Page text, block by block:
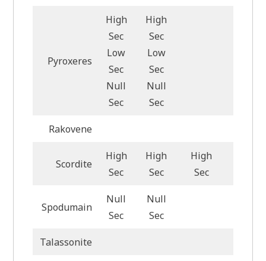
Pyroxeres
High
Sec
Low
Sec
Null
Sec
High
Sec
Low
Sec
Null
Sec
Rakovene
Scordite
High
Sec
High
Sec
High
Sec
Spodumain
Null
Sec
Null
Sec
Talassonite